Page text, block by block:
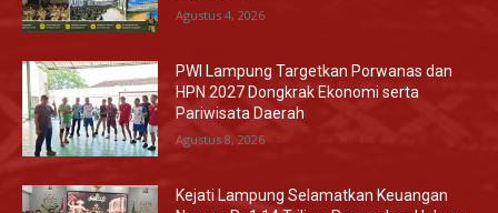
Agustus 4, 2026
PWI Lampung Targetkan Porwanas dan
HPN 2027 Dongkrak Ekonomi serta
Pariwisata Daerah
Agustus 8, 2026
Kejati Lampung Selamatkan Keuangan